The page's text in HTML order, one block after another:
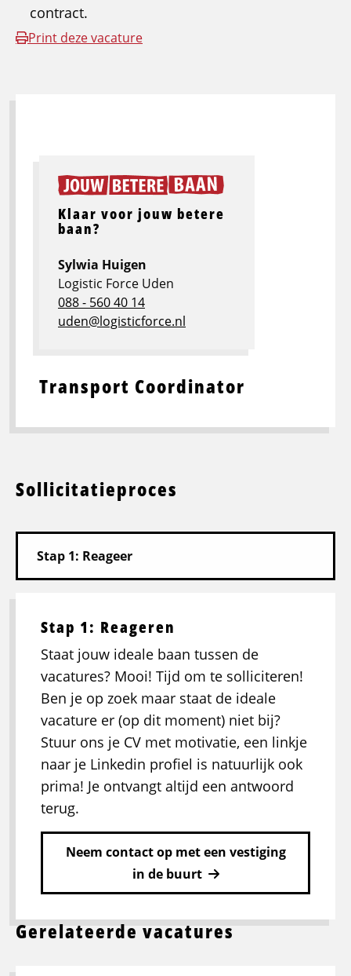
contract.
Print deze vacature
Transport Coordinator
Klaar voor jouw betere
baan?
Sylwia Huigen
Logistic Force Uden
088 - 560 40 14
uden@logisticforce.nl
Sollicitatieproces
Stap 1: Reageren
Staat jouw ideale baan tussen de
vacatures? Mooi! Tijd om te solliciteren!
Ben je op zoek maar staat de ideale
vacature er (op dit moment) niet bij?
Stuur ons je CV met motivatie, een linkje
naar je Linkedin profiel is natuurlijk ook
prima! Je ontvangt altijd een antwoord
terug.
Neem contact op met een vestiging
in de buurt
Gerelateerde vacatures